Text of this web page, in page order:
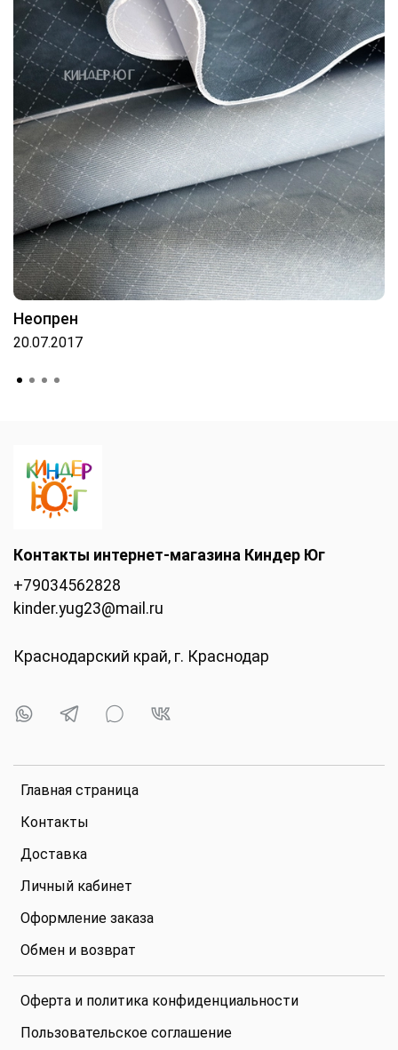
Неопрен
20.07.2017
Главная страница
Контакты
Доставка
Личный кабинет
Оформление заказа
Обмен и возврат
Оферта и политика конфиденциальности
Пользовательское соглашение
Контакты интернет-магазина Киндер Юг
+79034562828
kinder.yug23@mail.ru
Краснодарский край, г. Краснодар